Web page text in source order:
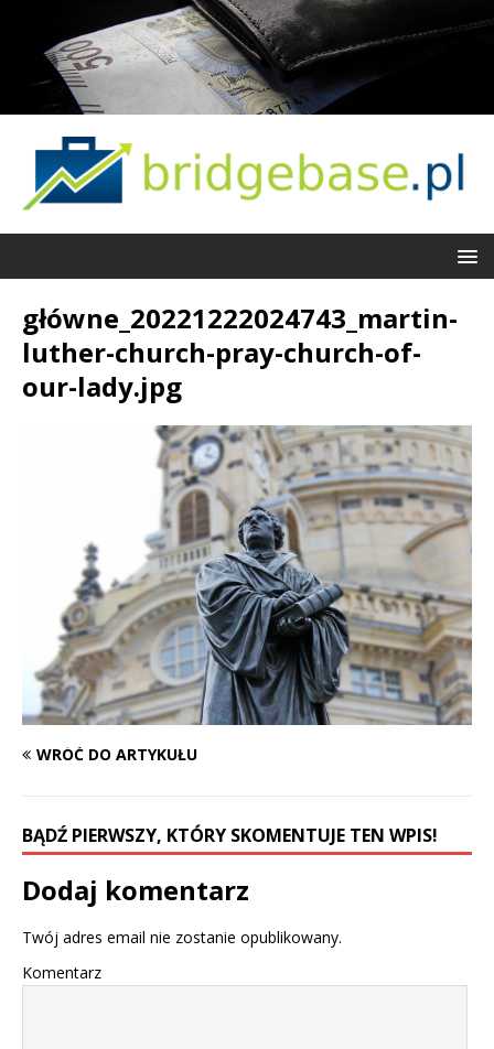
główne_20221222024743_martin-
luther-church-pray-church-of-
our-lady.jpg
WRÓĆ DO ARTYKUŁU
BĄDŹ PIERWSZY, KTÓRY SKOMENTUJE TEN WPIS!
Dodaj komentarz
Twój adres email nie zostanie opublikowany.
Komentarz